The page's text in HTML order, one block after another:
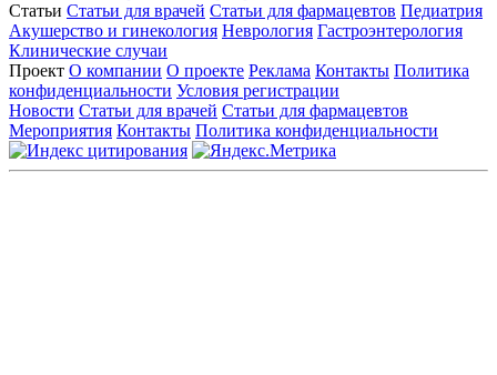
Статьи Статьи для врачей Статьи для фармацевтов Педиатрия
Акушерство и гинекология Неврология Гастроэнтерология
Клинические случаи
Проект О компании О проекте Реклама Контакты Политика
конфиденциальности Условия регистрации
Новости Статьи для врачей Статьи для фармацевтов
Мероприятия Контакты Политика конфиденциальности